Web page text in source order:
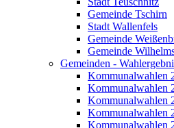
Gemeinde Tschirn
Stadt Wallenfels
Gemeinde
Gemeinde
Gemeinden -
Kommunalwahlen
Kommunalwahlen
Kommunalwahlen
Kommunalwahlen
Kommunalwahlen